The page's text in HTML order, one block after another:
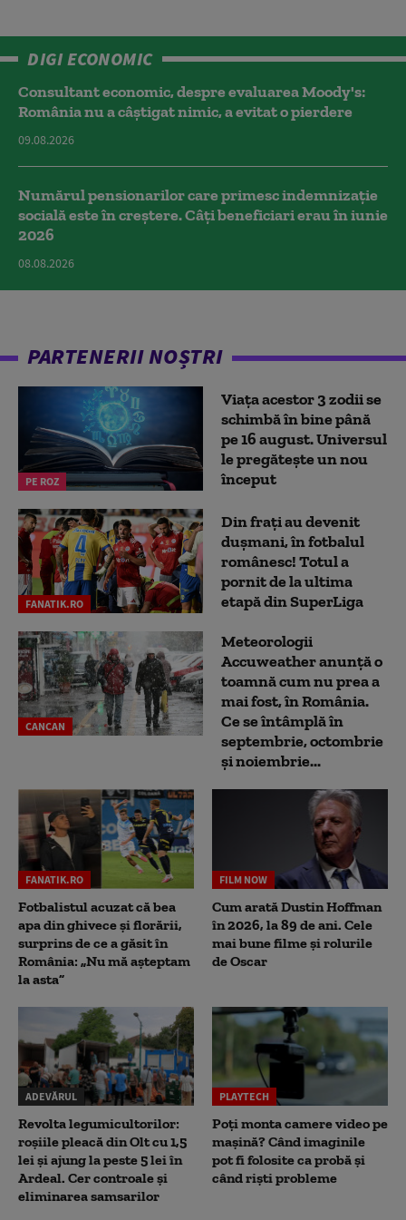
DIGI ECONOMIC
Consultant economic, despre evaluarea Moody's:
România nu a câştigat nimic, a evitat o pierdere
09.08.2026
Numărul pensionarilor care primesc indemnizaţie
socială este în creștere. Câți beneficiari erau în iunie
2026
08.08.2026
PARTENERII NOȘTRI
PE ROZ
Viața acestor 3 zodii se
schimbă în bine până
pe 16 august. Universul
le pregătește un nou
început
FANATIK.RO
Din frați au devenit
dușmani, în fotbalul
românesc! Totul a
pornit de la ultima
etapă din SuperLiga
CANCAN
Meteorologii
Accuweather anunță o
toamnă cum nu prea a
mai fost, în România.
Ce se întâmplă în
septembrie, octombrie
și noiembrie...
FANATIK.RO
Fotbalistul acuzat că bea
apa din ghivece și florării,
surprins de ce a găsit în
România: „Nu mă așteptam
la asta”
FILM NOW
Cum arată Dustin Hoffman
în 2026, la 89 de ani. Cele
mai bune filme și rolurile
de Oscar
ADEVĂRUL
Revolta legumicultorilor:
roșiile pleacă din Olt cu 1,5
lei și ajung la peste 5 lei în
Ardeal. Cer controale și
eliminarea samsarilor
PLAYTECH
Poți monta camere video pe
mașină? Când imaginile
pot fi folosite ca probă și
când riști probleme